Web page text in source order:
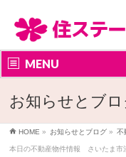
MENU
お知らせとブ
HOME » お知らせとブログ » 不
本日の不動産物件情報 さいたま市